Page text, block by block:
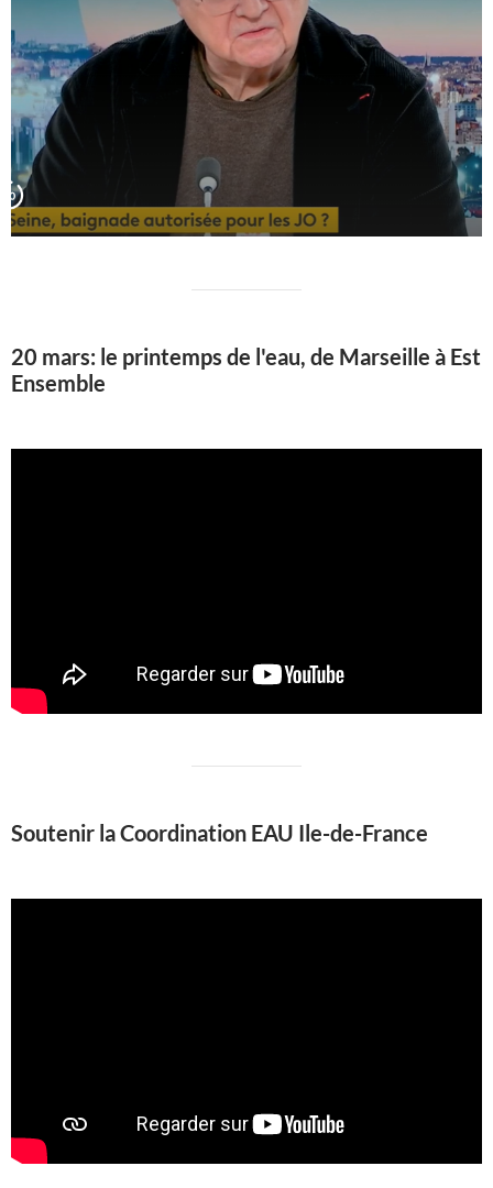
20 mars: le printemps de l'eau, de Marseille à Est
Ensemble
Soutenir la Coordination EAU Ile-de-France